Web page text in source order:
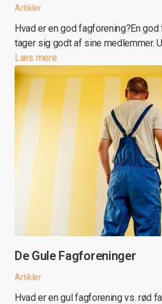
Artikler
Hvad er en god fagforening?En
tager sig godt af sine medlemmer.
Læs mere
De Gule Fagforeninger
Artikler
Hvad er en gul fagforening vs. rød